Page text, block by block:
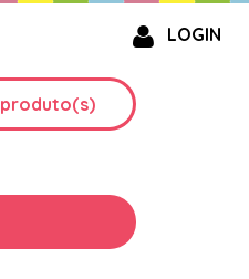
LOGIN
produto(s)